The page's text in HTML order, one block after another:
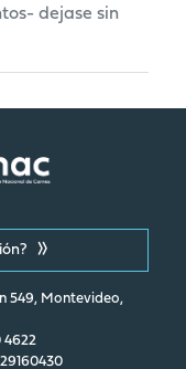
dejase sin
549, Montevideo,
4622